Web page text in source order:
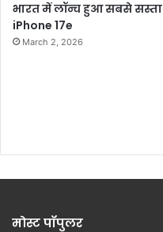
भारत में लॉन्च हुआ सबसे सस्ता
iPhone 17e
March 2, 2026
मोस्ट पॉपुलर